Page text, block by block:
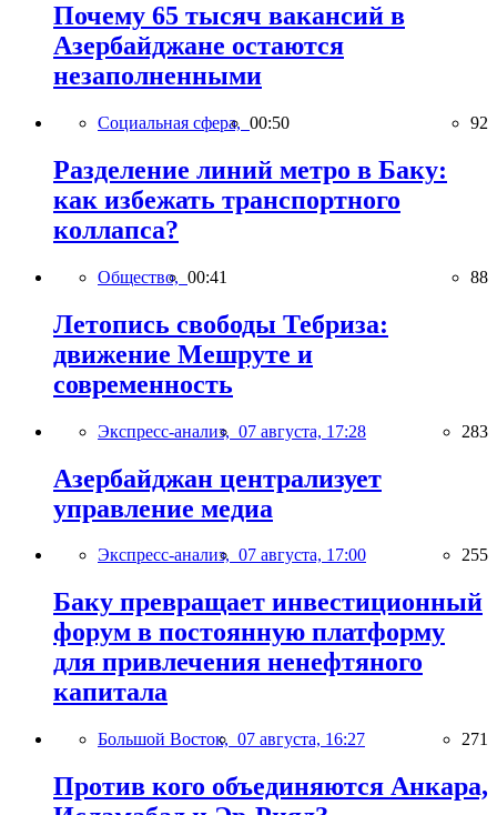
Почему 65 тысяч вакансий в
Азербайджане остаются
незаполненными
Социальная сфера, 00:50 92
Разделение линий метро в Баку:
как избежать транспортного
коллапса?
Общество, 00:41 88
Летопись свободы Тебриза:
движение Мешруте и
современность
Экспресс-анализ, 07 августа, 17:28 283
Азербайджан централизует
управление медиа
Экспресс-анализ, 07 августа, 17:00 255
Баку превращает инвестиционный
форум в постоянную платформу
для привлечения ненефтяного
капитала
Большой Восток, 07 августа, 16:27 271
Против кого объединяются Анкара,